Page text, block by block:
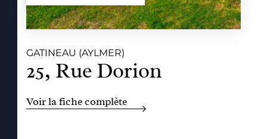
GATINEAU (AYLMER)
25, Rue Dorion
Voir la fiche complète